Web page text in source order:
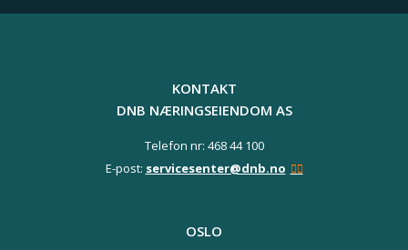
KONTAKT
DNB NÆRINGSEIENDOM AS
Telefon nr: 468 44 100
E-post: servicesenter@dnb.no
OSLO